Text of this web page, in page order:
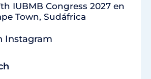
IUBMB Congress 2027 en
Town, Sudáfrica
Instagram